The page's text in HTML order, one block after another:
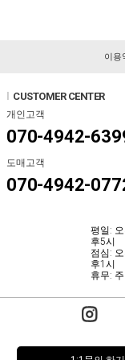
이용
CUSTOMER CENTER
개인고객
070-4942-
도매고객
070-4942-
평일:
후5시
점심:
후1시
휴무: